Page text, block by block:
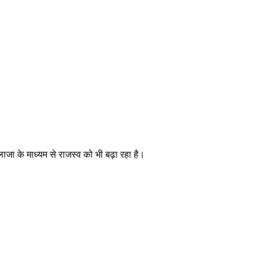
के माध्यम से राजस्व को भी बढ़ा रहा है।